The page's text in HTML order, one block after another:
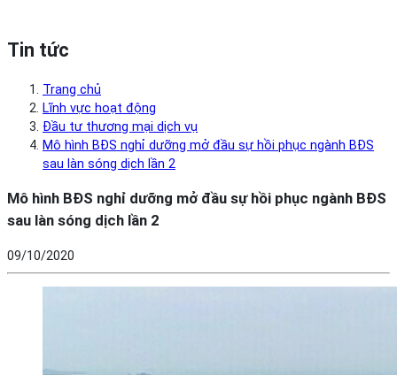
Tin tức
Trang chủ
Lĩnh vực hoạt động
Đầu tư thương mại dịch vụ
Mô hình BĐS nghỉ dưỡng mở đầu sự hồi phục ngành BĐS
sau làn sóng dịch lần 2
Mô hình BĐS nghỉ dưỡng mở đầu sự hồi phục ngành BĐS
sau làn sóng dịch lần 2
09/10/2020